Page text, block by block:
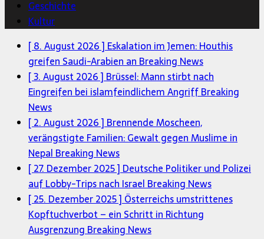
Geschichte
Kultur
[ 8. August 2026 ] Eskalation im Jemen: Houthis
greifen Saudi-Arabien an Breaking News
[ 3. August 2026 ] Brüssel: Mann stirbt nach
Eingreifen bei islamfeindlichem AngriffBreaking
News
[ 2. August 2026 ] Brennende Moscheen,
verängstigte Familien: Gewalt gegen Muslime in
Nepal Breaking News
[ 27. Dezember 2025 ] Deutsche Politiker und Polizei
auf Lobby-Trips nach Israel Breaking News
[ 25. Dezember 2025 ] Österreichs umstrittenes
Kopftuchverbot – ein Schritt in Richtung
Ausgrenzung Breaking News